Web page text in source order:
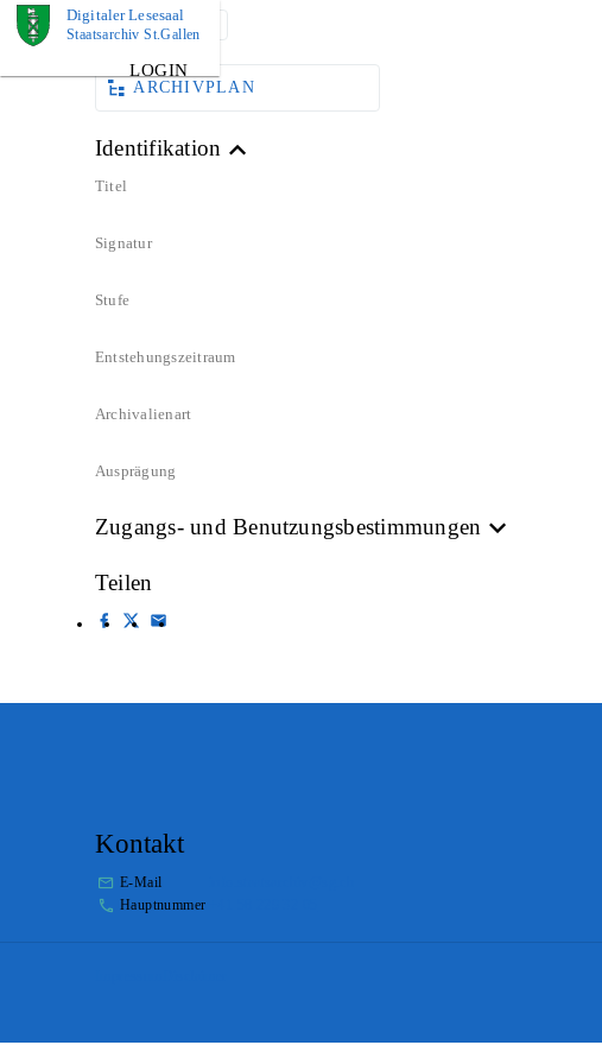
Digitaler Lesesaal
Staatsarchiv St.Gallen
LOGIN
DOKUMENT
ARCHIVPLAN
Identifikation
Titel
Signatur
Stufe
Entstehungszeitraum
Archivalienart
Ausprägung
Zugangs- und Benutzungsbestimmungen
Teilen
Kontakt
E-Mail
Hauptnummer